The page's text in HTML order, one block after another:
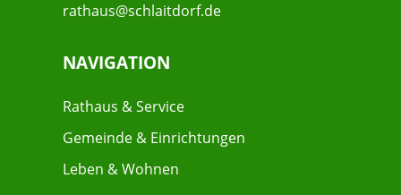
rathaus@schlaitdorf.de
NAVIGATION
Rathaus & Service
Gemeinde & Einrichtungen
Leben & Wohnen